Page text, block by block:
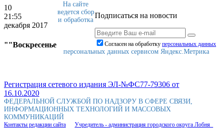
10
21:55
декабря 2017
""Воскресенье
Подписаться на новости
Согласен на обработку персональныx данных
На сайте
ведется сбор
и обработка
персональных данных сервисом Яндекс.Метрика
Регистрация сетевого издания ЭЛ-№ФС77-79306 от
16.10.2020
ФЕДЕРАЛЬНОЙ СЛУЖБОЙ ПО НАДЗОРУ В СФЕРЕ СВЯЗИ,
ИНФОРМАЦИОННЫХ ТЕХНОЛОГИЙ И МАССОВЫХ
КОММУНИКАЦИЙ
Контакты редакции сайта Учредитель - администрация городского округа Лобня